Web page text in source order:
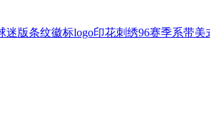
版条纹徽标logo印花刺绣96赛季系带